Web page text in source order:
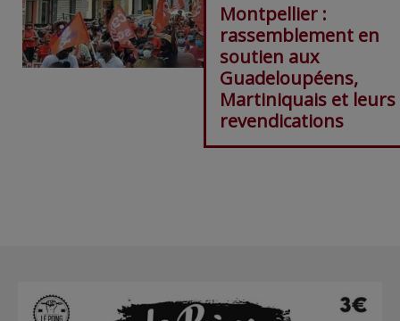
Montpellier :
rassemblement en
soutien aux
Guadeloupéens,
Martiniquais et leurs
revendications